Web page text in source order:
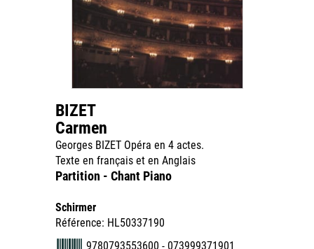
BIZET
Carmen
Georges BIZET Opéra en 4 actes.
Texte en français et en Anglais
Partition - Chant Piano
Schirmer
Référence: HL50337190
9780793553600 - 073999371901